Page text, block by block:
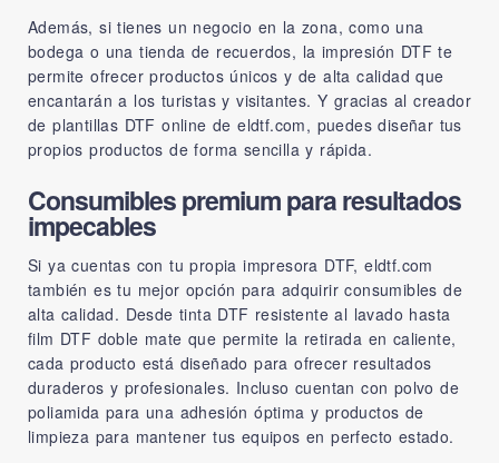
Además, si tienes un negocio en la zona, como una
bodega o una tienda de recuerdos, la impresión DTF te
permite ofrecer productos únicos y de alta calidad que
encantarán a los turistas y visitantes. Y gracias al creador
de plantillas DTF online de eldtf.com, puedes diseñar tus
propios productos de forma sencilla y rápida.
Consumibles premium para resultados
impecables
Si ya cuentas con tu propia impresora DTF, eldtf.com
también es tu mejor opción para adquirir consumibles de
alta calidad. Desde tinta DTF resistente al lavado hasta
film DTF doble mate que permite la retirada en caliente,
cada producto está diseñado para ofrecer resultados
duraderos y profesionales. Incluso cuentan con polvo de
poliamida para una adhesión óptima y productos de
limpieza para mantener tus equipos en perfecto estado.